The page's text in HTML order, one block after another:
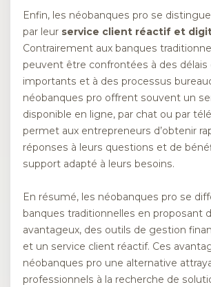
Enfin, les néobanques pro se
par leur service client réactif et
Contrairement aux banques
peuvent être confrontées à des délais
importants et à des processus
néobanques pro offrent souvent un
disponible en ligne, par chat ou par
permet aux entrepreneurs d’obtenir
réponses à leurs questions et de
support adapté à leurs besoins.
En résumé, les néobanques pro se
banques traditionnelles en proposant
avantageux, des outils de gestion
et un service client réactif. Ces
néobanques pro une alternative
professionnels à la recherche de